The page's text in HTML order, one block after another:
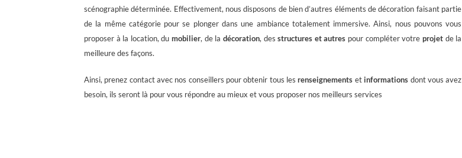
scénographie déterminée. Effectivement, nous disposons de bien d’autres éléments de décoration faisant partie
de la même catégorie pour se plonger dans une ambiance totalement immersive. Ainsi, nous pouvons vous
proposer à la location, dumobilier, de la décoration, desstructures et autres pour compléter votre projetde la
meilleure des façons.
Ainsi, prenez contact avec nos conseillers pour obtenir tous lesrenseignements et informations dont vous avez
besoin, ils seront là pour vous répondre au mieux et vous proposer nos meilleurs services